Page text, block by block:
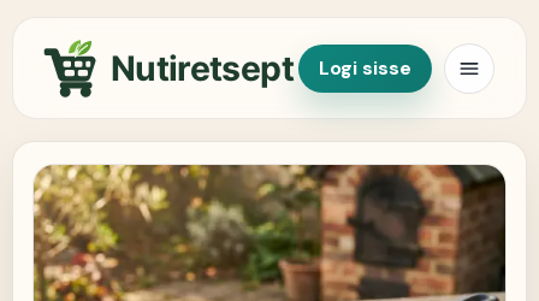
Nutiretsept Logi sisse